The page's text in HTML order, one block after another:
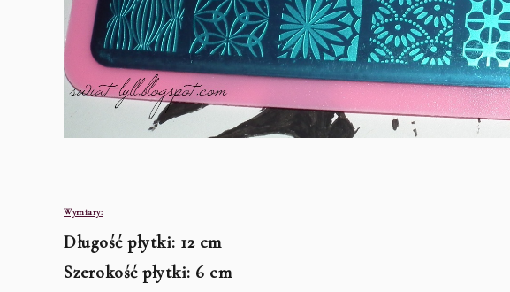
Wymiary:
Długość płytki: 12 cm
Szerokość płytki: 6 cm